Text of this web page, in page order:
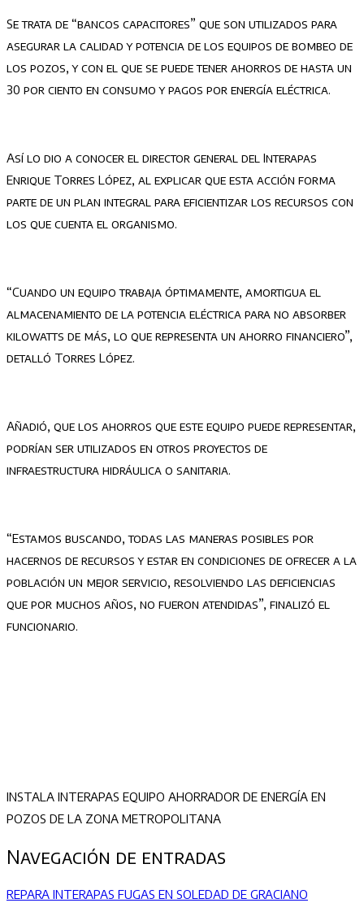
Se trata de “bancos capacitores” que son utilizados para
asegurar la calidad y potencia de los equipos de bombeo de
los pozos, y con el que se puede tener ahorros de hasta un
30 por ciento en consumo y pagos por energía eléctrica.
Así lo dio a conocer el director general del Interapas
Enrique Torres López, al explicar que esta acción forma
parte de un plan integral para eficientizar los recursos con
los que cuenta el organismo.
“Cuando un equipo trabaja óptimamente, amortigua el
almacenamiento de la potencia eléctrica para no absorber
kilowatts de más, lo que representa un ahorro financiero”,
detalló Torres López.
Añadió, que los ahorros que este equipo puede representar,
podrían ser utilizados en otros proyectos de
infraestructura hidráulica o sanitaria.
“Estamos buscando, todas las maneras posibles por
hacernos de recursos y estar en condiciones de ofrecer a la
población un mejor servicio, resolviendo las deficiencias
que por muchos años, no fueron atendidas”, finalizó el
funcionario.
INSTALA INTERAPAS EQUIPO AHORRADOR DE ENERGÍA EN
POZOS DE LA ZONA METROPOLITANA
Navegación de entradas
REPARA INTERAPAS FUGAS EN SOLEDAD DE GRACIANO